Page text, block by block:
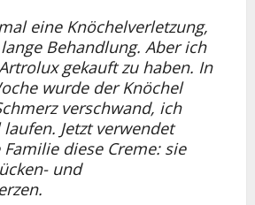
eine Knöchelverletzung,
Behandlung. Aber ich
gekauft zu haben. In
wurde der Knöchel
verschwand, ich
Jetzt verwendet
diese Creme: sie
und